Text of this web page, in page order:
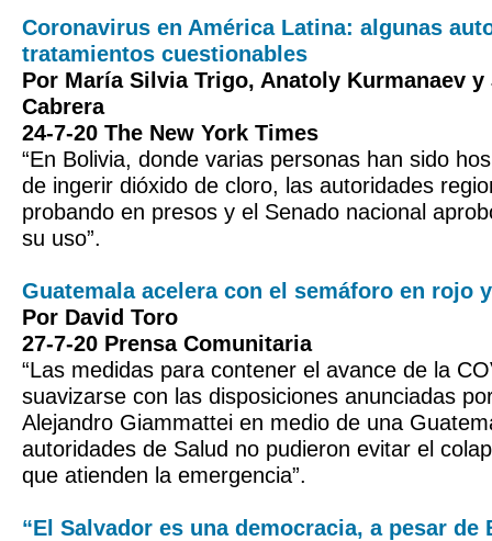
Coronavirus en América Latina: algunas
tratamientos cuestionables
Por María Silvia Trigo, Anatoly Kurmanaev y
Cabrera
24-7-20 The New York Times
“En Bolivia, donde varias personas han sido
de ingerir dióxido de cloro, las autoridades
probando en presos y el Senado nacional
su uso”.
Guatemala acelera con el semáforo en rojo
Por David Toro
27-7-20 Prensa Comunitaria
“Las medidas para contener el avance de la
suavizarse con las disposiciones anunciadas
Alejandro Giammattei en medio de una
autoridades de Salud no pudieron evitar el
que atienden la emergencia”.
“El Salvador es una democracia, a pesar de